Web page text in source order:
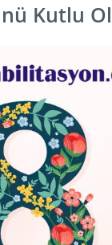
Kutlu